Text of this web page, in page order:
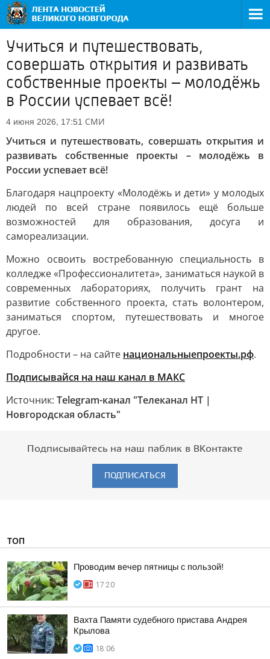
Учиться и путешествовать,
совершать открытия и развивать
собственные проекты – молодёжь
в России успевает всё!
4 июня 2026, 17:51 СМИ
Учиться и путешествовать, совершать открытия и
развивать собственные проекты – молодёжь в
России успевает всё!
Благодаря нацпроекту «Молодёжь и дети» у молодых
людей по всей стране появилось ещё больше
возможностей для образования, досуга и
самореализации.
Можно освоить востребованную специальность в
колледже «Профессионалитета», заниматься наукой в
современных лабораториях, получить грант на
развитие собственного проекта, стать волонтером,
заниматься спортом, путешествовать и многое
другое.
Подробности – на сайте национальныепроекты.рф.
Подписывайся на наш канал в МАКС
Источник: Telegram-канал "Телеканал НТ |
Новгородская область"
Подписывайтесь на наш паблик в ВКонтакте
ПОДПИСАТЬСЯ
ТОП
Проводим вечер пятницы с пользой!
17:20
Вахта Памяти судебного пристава Андрея
Крылова
18:06